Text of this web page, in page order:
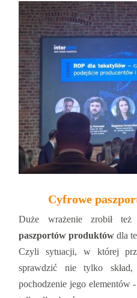
Cyfrowe
Duże wrażenie zrobił
paszportów produktów dla
Czyli sytuacji, w której
sprawdzić nie tylko
pochodzenie jego elementów